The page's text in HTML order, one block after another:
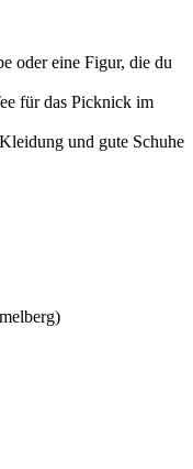
oder eine Figur, die du
für das Picknick im
und gute Schuhe